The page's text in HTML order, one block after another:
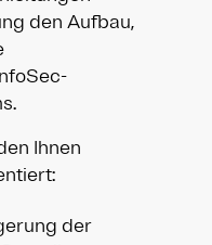
den Aufbau,
Ihnen
der